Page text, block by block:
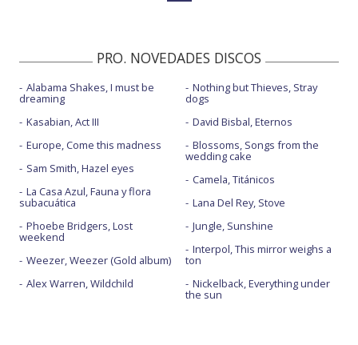
PRO. NOVEDADES DISCOS
Alabama Shakes, I must be
dreaming
Kasabian, Act III
Europe, Come this madness
Sam Smith, Hazel eyes
La Casa Azul, Fauna y flora
subacuática
Phoebe Bridgers, Lost
weekend
Weezer, Weezer (Gold album)
Alex Warren, Wildchild
Nothing but Thieves, Stray
dogs
David Bisbal, Eternos
Blossoms, Songs from the
wedding cake
Camela, Titánicos
Lana Del Rey, Stove
Jungle, Sunshine
Interpol, This mirror weighs a
ton
Nickelback, Everything under
the sun